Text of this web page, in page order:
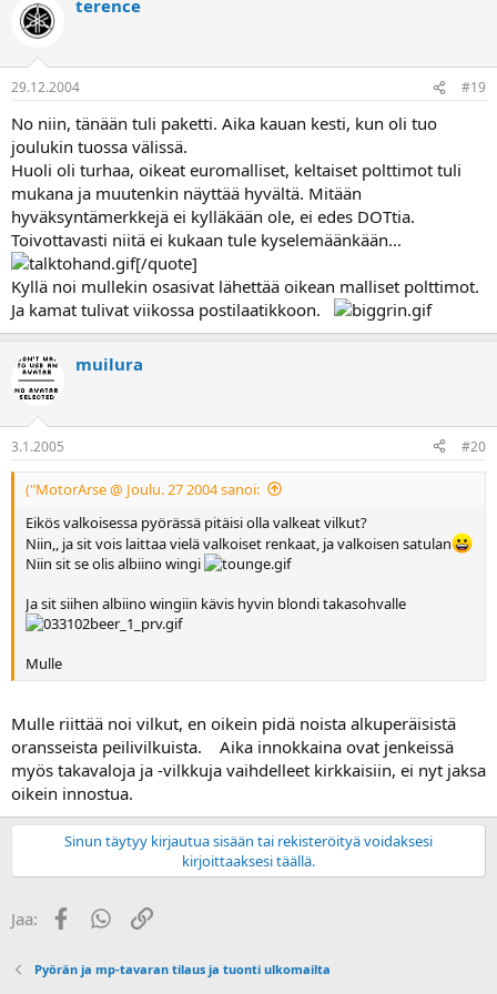
terence
29.12.2004 #19
No niin, tänään tuli paketti. Aika kauan kesti, kun oli tuo
joulukin tuossa välissä.
Huoli oli turhaa, oikeat euromalliset, keltaiset polttimot tuli
mukana ja muutenkin näyttää hyvältä. Mitään
hyväksyntämerkkejä ei kylläkään ole, ei edes DOTtia.
Toivottavasti niitä ei kukaan tule kyselemäänkään...
[/quote]
Kyllä noi mullekin osasivat lähettää oikean malliset polttimot.
Ja kamat tulivat viikossa postilaatikkoon.
muilura
3.1.2005 #20
("MotorArse @ Joulu. 27 2004 sanoi:
Eikös valkoisessa pyörässä pitäisi olla valkeat vilkut?
Niin,, ja sit vois laittaa vielä valkoiset renkaat, ja valkoisen satulan
Niin sit se olis albiino wingi
Ja sit siihen albiino wingiin kävis hyvin blondi takasohvalle
Mulle
Mulle riittää noi vilkut, en oikein pidä noista alkuperäisistä
oransseista peilivilkuista. Aika innokkaina ovat jenkeissä
myös takavaloja ja -vilkkuja vaihdelleet kirkkaisiin, ei nyt jaksa
oikein innostua.
Sinun täytyy kirjautua sisään tai rekisteröityä voidaksesi
kirjoittaaksesi täällä.
Jaa: FacebookWhatsApp
Linkki
Pyörän ja mp-tavaran tilaus ja tuonti ulkomailta